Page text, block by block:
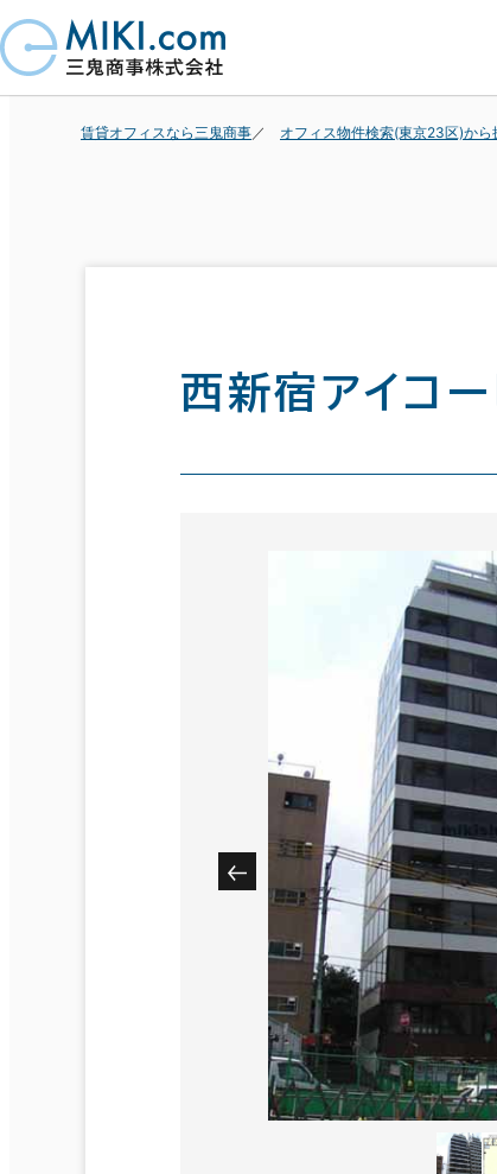
賃貸オフィスなら三鬼商事 オフィス物件検索(東京23区)から
西新宿アイコ